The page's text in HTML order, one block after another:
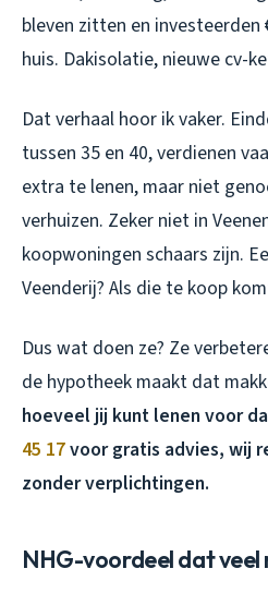
bleven zitten en investeerden
huis. Dakisolatie, nieuwe cv-
Dat verhaal hoor ik vaker.
tussen 35 en 40, verdienen
extra te lenen, maar niet
verhuizen. Zeker niet in
koopwoningen schaars zijn.
Veenderij? Als die te koop
Dus wat doen ze? Ze
de hypotheek maakt dat
hoeveel jij kunt lenen voor
45 17voor gratis advies, wij
zonder verplichtingen.
NHG-voordeel dat veel